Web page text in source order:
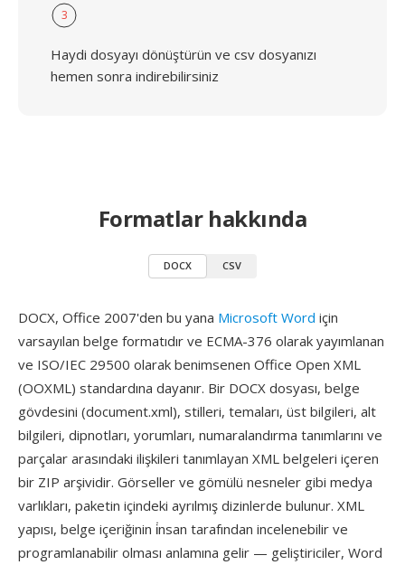
3
Haydi dosyayı dönüştürün ve csv dosyanızı
hemen sonra indirebilirsiniz
Formatlar hakkında
DOCX CSV
DOCX, Office 2007'den bu yana Microsoft Word için
varsayılan belge formatıdır ve ECMA-376 olarak yayımlanan
ve ISO/IEC 29500 olarak benimsenen Office Open XML
(OOXML) standardına dayanır. Bir DOCX dosyası, belge
gövdesini (document.xml), stilleri, temaları, üst bilgileri, alt
bilgileri, dipnotları, yorumları, numaralandırma tanımlarını ve
parçalar arasındaki ilişkileri tanımlayan XML belgeleri içeren
bir ZIP arşividir. Görseller ve gömülü nesneler gibi medya
varlıkları, paketin içindeki ayrılmış dizinlerde bulunur. XML
yapısı, belge içeriğinin i̇nsan tarafından incelenebilir ve
programlanabilir olması anlamına gelir — geliştiriciler, Word